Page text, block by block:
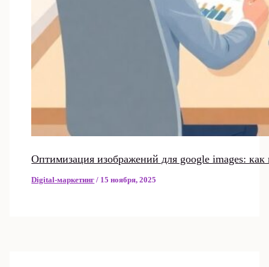
Оптимизация изображений для google images:
Digital-маркетинг / 15 ноября, 2025